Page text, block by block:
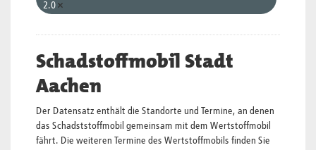
2.0
Schadstoffmobil Stadt
Aachen
Der Datensatz enthält die Standorte und Termine, an denen
das Schadststoffmobil gemeinsam mit dem Wertstoffmobil
fährt. Die weiteren Termine des Wertstoffmobils finden Sie